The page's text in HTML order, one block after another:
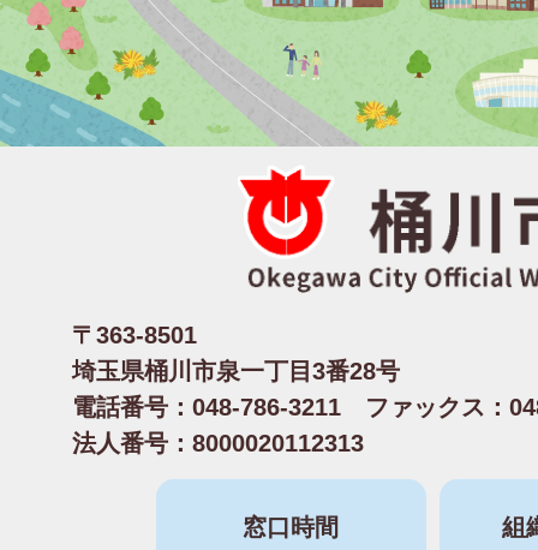
〒363-8501
埼玉県桶川市泉一丁目3番28号
電話番号：048-786-3211 ファックス：
法人番号：8000020112313
窓口時間 組